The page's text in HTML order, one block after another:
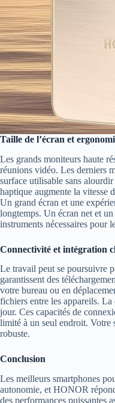
Taille de l’écran et
Les grands moniteurs haute
réunions vidéo. Les derniers
surface utilisable sans
haptique augmente la vitesse
Un grand écran et une
longtemps. Un écran net et
instruments nécessaires pour
Connectivité et intégration
Le travail peut se poursuivre
garantissent des
votre bureau ou en
fichiers entre les appareils.
jour. Ces capacités de
limité à un seul endroit. Votre
robuste.
Conclusion
Les meilleurs smartphones
autonomie, et HONOR
des performances puissantes